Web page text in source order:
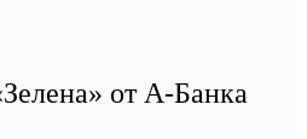
от А-Банка